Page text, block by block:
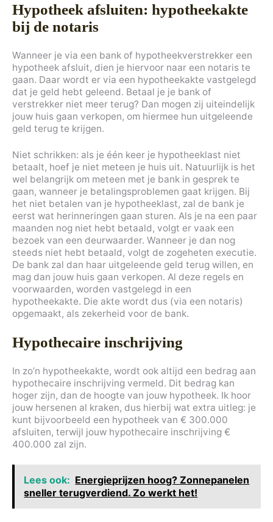
Hypotheek afsluiten: hypotheekakte
bij de notaris
Wanneer je via een bank of hypotheekverstrekker een
hypotheek afsluit, dien je hiervoor naar een notaris te
gaan. Daar wordt er via een hypotheekakte vastgelegd
dat je geld hebt geleend. Betaal je je bank of
verstrekker niet meer terug? Dan mogen zij uiteindelijk
jouw huis gaan verkopen, om hiermee hun uitgeleende
geld terug te krijgen.
Niet schrikken: als je één keer je hypotheeklast niet
betaalt, hoef je niet meteen je huis uit. Natuurlijk is het
wel belangrijk om meteen met je bank in gesprek te
gaan, wanneer je betalingsproblemen gaat krijgen. Bij
het niet betalen van je hypotheeklast, zal de bank je
eerst wat herinneringen gaan sturen. Als je na een paar
maanden nog niet hebt betaald, volgt er vaak een
bezoek van een deurwaarder. Wanneer je dan nog
steeds niet hebt betaald, volgt de zogeheten executie.
De bank zal dan haar uitgeleende geld terug willen, en
mag dan jouw huis gaan verkopen. Al deze regels en
voorwaarden, worden vastgelegd in een
hypotheekakte. Die akte wordt dus (via een notaris)
opgemaakt, als zekerheid voor de bank.
Hypothecaire inschrijving
In zo’n hypotheekakte, wordt ook altijd een bedrag aan
hypothecaire inschrijving vermeld. Dit bedrag kan
hoger zijn, dan de hoogte van jouw hypotheek. Ik hoor
jouw hersenen al kraken, dus hierbij wat extra uitleg: je
kunt bijvoorbeeld een hypotheek van € 300.000
afsluiten, terwijl jouw hypothecaire inschrijving €
400.000 zal zijn.
Lees ook: Energieprijzen hoog? Zonnepanelen
sneller terugverdiend. Zo werkt het!